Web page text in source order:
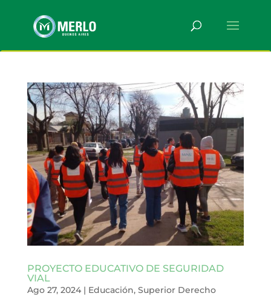
PROYECTO EDUCATIVO DE SEGURIDAD
VIAL
Ago 27, 2024| Educación, Superior Derecho